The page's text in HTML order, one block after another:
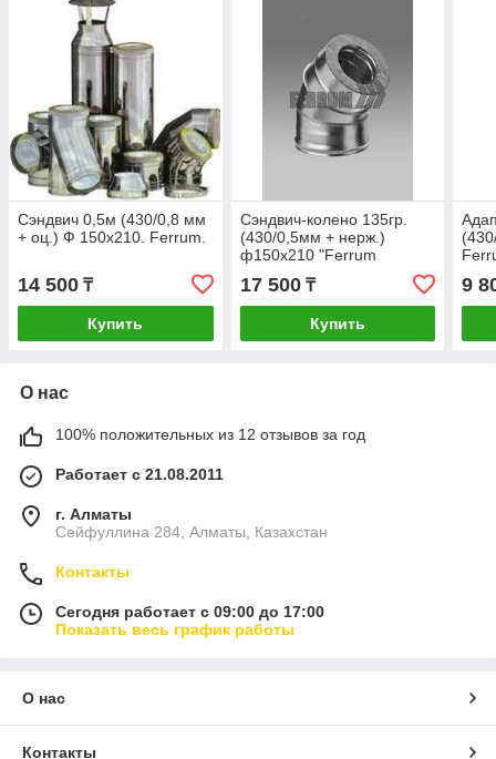
Сэндвич 0,5м (430/0,8 мм
+ оц.) Ф 150х210. Ferrum.
14 500 ₸
Купить
Сэндвич-колено 135гр.
(430/0,5мм + нерж.)
ф150х210 "Ferrum
17 500₸
Купить
9
О нас
100% положительных из 12 отзывов за год
Работает с 21.08.2011
г. Алматы
Сейфуллина 284, Алматы, Казахстан
Контакты
Сегодня работает с 09:00 до 17:00
Показать весь график работы
О нас
Контакты